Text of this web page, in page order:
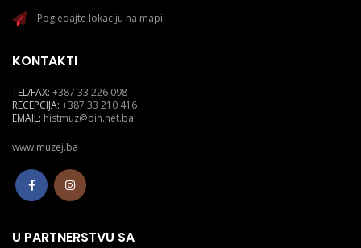
Pogledajte lokaciju na mapi
KONTAKTI
TEL/FAX: +387 33 226 098
RECEPCIJA: +387 33 210 416
EMAIL: histmuz@bih.net.ba
www.muzej.ba
U PARTNERSTVU SA